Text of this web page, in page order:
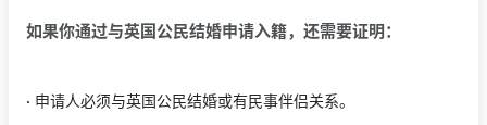
如果你通过与英国公民结婚申请入籍，还需要证明：
· 申请人必须与英国公民结婚或有民事伴侣关系。